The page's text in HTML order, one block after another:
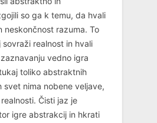
so ga k temu, da hvali
neskončnost razuma. To
realnost in hvali
vedno igra
toliko abstraktnih
svet nima nobene veljave,
Čisti jaz je
igre abstrakcij in hkrati